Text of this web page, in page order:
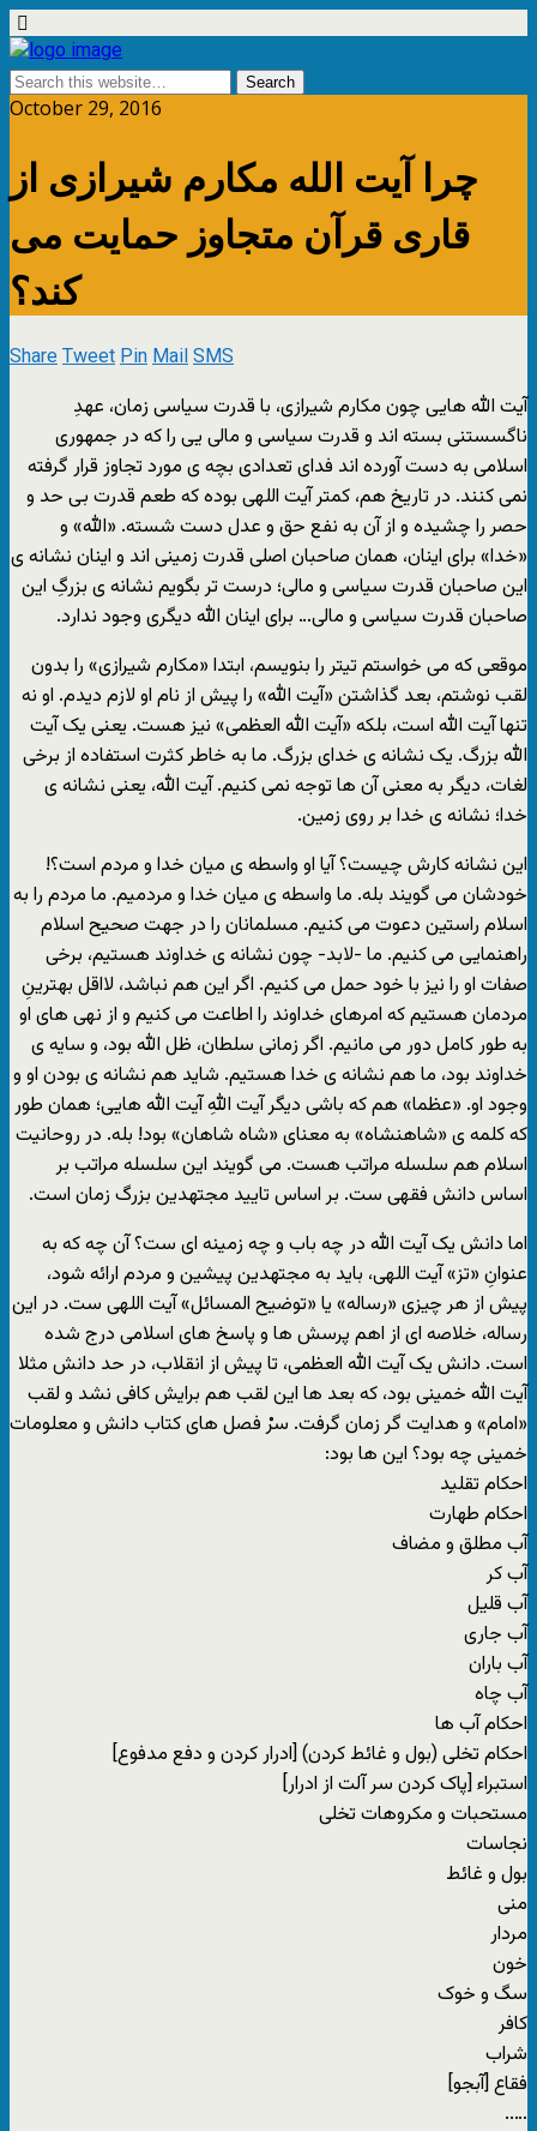
October 29, 2016
چرا آیت الله مکارم شیرازى از
قارى قرآن متجاوز حمایت مى
کند؟
ShareTweetPinMailSMS
آیت الله هایى چون مکارم شیرازى، با قدرت سیاسى زمان، عهدِ
ناگسستنى بسته اند و قدرت سیاسى و مالى یى را که در جمهورى
اسلامى به دست آورده اند فداى تعدادى بچه ى مورد تجاوز قرار گرفته
نمى کنند. در تاریخ هم، کمتر آیت اللهى بوده که طعم قدرت بى حد و
حصر را چشیده و از آن به نفع حق و عدل دست شسته. «الله» و
«خدا» براى اینان، همان صاحبان اصلى قدرت زمینى اند و اینان نشانه ى
این صاحبان قدرت سیاسى و مالى؛ درست تر بگویم نشانه ى بزرگِ این
صاحبان قدرت سیاسى و مالى… براى اینان الله دیگرى وجود ندارد.
موقعى که مى خواستم تیتر را بنویسم، ابتدا «مکارم شیرازى» را بدون
لقب نوشتم، بعد گذاشتن «آیت الله» را پیش از نام او لازم دیدم. او نه
تنها آیت الله است، بلکه «آیت الله العظمى» نیز هست. یعنى یک آیت
الله بزرگ. یک نشانه ى خداى بزرگ. ما به خاطر کثرت استفاده از برخى
لغات، دیگر به معنى آن ها توجه نمى کنیم. آیت الله، یعنى نشانه ى
خدا؛ نشانه ى خدا بر روى زمین.
این نشانه کارش چیست؟ آیا او واسطه ى میان خدا و مردم است؟!
خودشان مى گویند بله. ما واسطه ى میان خدا و مردمیم. ما مردم را به
اسلام راستین دعوت مى کنیم. مسلمانان را در جهت صحیح اسلام
راهنمایى مى کنیم. ما -لابد- چون نشانه ى خداوند هستیم، برخى
صفات او را نیز با خود حمل مى کنیم. اگر این هم نباشد، لااقل بهترینِ
مردمان هستیم که امرهاى خداوند را اطاعت مى کنیم و از نهى هاى او
به طور کامل دور مى مانیم. اگر زمانى سلطان، ظل الله بود، و سایه ى
خداوند بود، ما هم نشانه ى خدا هستیم. شاید هم نشانه ى بودن او و
وجود او. «عظما» هم که باشى دیگر آیت اللهِ آیت الله هایى؛ همان طور
که کلمه ى «شاهنشاه» به معناى «شاه شاهان» بود! بله. در روحانیت
اسلام هم سلسله مراتب هست. مى گویند این سلسله مراتب بر
اساس دانش فقهى ست. بر اساس تایید مجتهدین بزرگ زمان است.
اما دانش یک آیت الله در چه باب و چه زمینه اى ست؟ آن چه که به
عنوانِ «تز» آیت اللهى، باید به مجتهدین پیشین و مردم ارائه شود،
پیش از هر چیزى «رساله» یا «توضیح المسائل» آیت اللهى ست. در این
رساله، خلاصه اى از اهم پرسش ها و پاسخ هاى اسلامى درج شده
است. دانش یک آیت الله العظمى، تا پیش از انقلاب، در حد دانش مثلا
آیت الله خمینى بود، که بعد ها این لقب هم برایش کافى نشد و لقب
«امام» و هدایت گر زمان گرفت. سرْ فصل هاى کتاب دانش و معلومات
خمینى چه بود؟ این ها بود:
احکام تقلید
احکام طهارت
آب مطلق و مضاف
آب کر
آب قلیل
آب جارى
آب باران
آب چاه
احکام آب ها
احکام تخلى (بول و غائط کردن) [ادرار کردن و دفع مدفوع]
استبراء [پاک کردن سر آلت از ادرار]
مستحبات و مکروهات تخلى
نجاسات
بول و غائط
منى
مردار
خون
سگ و خوک
کافر
شراب
فقاع [آبجو]
…..